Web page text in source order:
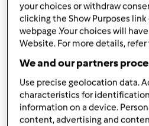
25grama fermento fresco
1colher de cháchá de
1colher de chásal
300gramaágua morna
30gramaazeite (opcional,
macio)
Adicionar à lista
your choices or withdraw
clicking the Show Purposes
webpage .Your choices will
Website. For more details,
We and our partners
Use precise geolocation data.
characteristics for
information on a device.
content, advertising and